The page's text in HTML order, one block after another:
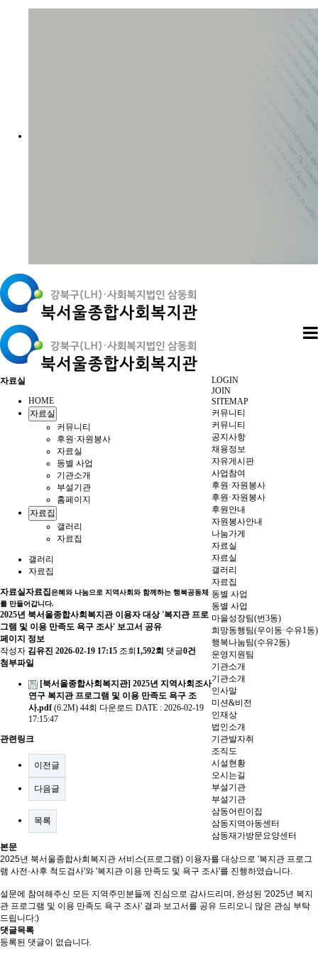
LOGIN
JOIN
SITEMAP
커뮤니티
커뮤니티
공지사항
채용정보
자유게시판
사업참여
후원·자원봉사
후원·자원봉사
후원안내
자원봉사안내
나눔가게
자료실
자료실
갤러리
자료집
동별 사업
동별 사업
마을성장팀(번3동)
희망동행팀(우이동·수유1동)
행복나눔팀(수유2동)
운영지원팀
기관소개
기관소개
인사말
미션&비전
인재상
법인소개
기관발자취
조직도
시설현황
오시는길
부설기관
부설기관
삼동어린이집
삼동지역아동센터
삼동재가방문요양센터
자료실
HOME
자료실
커뮤니티
후원·자원봉사
자료실
동별 사업
기관소개
부설기관
홈페이지
자료집
갤러리
자료집
갤러리
자료집
자료실자료집은혜와 나눔으로 지역사회와 함께하는 행복공동체
를 만들어갑니다.
2025년 북서울종합사회복지관 이용자 대상 '복지관 프로
그램 및 이용 만족도 욕구 조사' 보고서 공유
페이지 정보
작성자 김유진 2026-02-19 17:15 조회 1,592회 댓글0건
첨부파일
[북서울종합사회복지관] 2025년 지역사회조사
연구 복지관 프로그램 및 이용 만족도 욕구 조
사.pdf(6.2M) 44회 다운로드 DATE : 2026-02-19
17:15:47
관련링크
이전글
다음글
목록
본문
2025년 북서울종합사회복지관 서비스(프로그램) 이용자를 대상으로 '복지관 프로그
램 사전·사후 척도검사'와 '복지관 이용 만족도 및 욕구 조사'를 진행하였습니다.
설문에 참여해주신 모든 지역주민분들께 진심으로 감사드리며, 완성된 '2025년 복지
관 프로그램 및 이용 만족도 욕구 조사' 결과 보고서를 공유 드리오니 많은 관심 부탁
드립니다:)
댓글목록
등록된 댓글이 없습니다.